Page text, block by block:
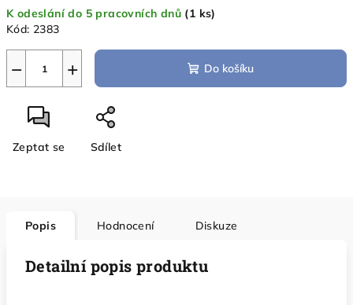
cena:
K odeslání do 5 pracovních dnů (1 ks)
Kód: 2383
+
− Do košíku
Zeptat se Sdílet
Popis Hodnocení Diskuze
Detailní popis produktu